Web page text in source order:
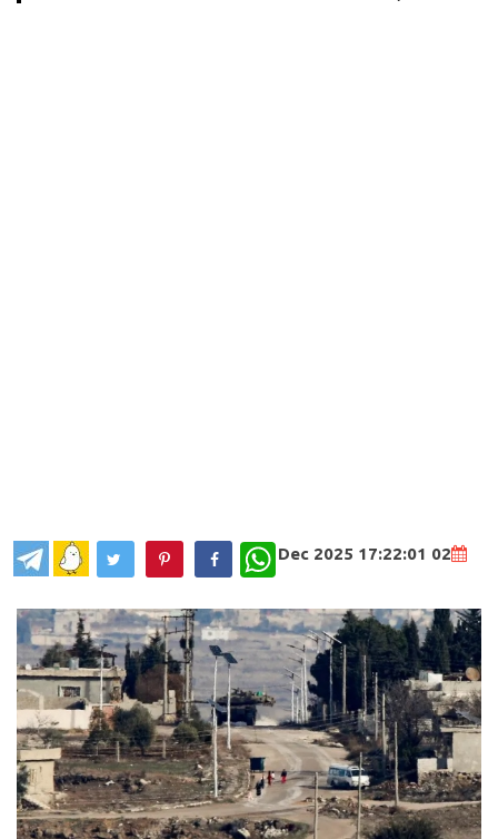
02 Dec 2025 17:22:01
WhatsApp